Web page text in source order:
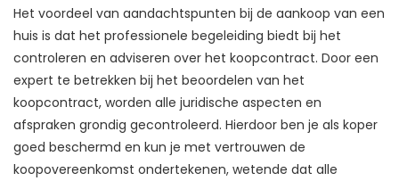
Het voordeel van aandachtspunten bij de aankoop van een
huis is dat het professionele begeleiding biedt bij het
controleren en adviseren over het koopcontract. Door een
expert te betrekken bij het beoordelen van het
koopcontract, worden alle juridische aspecten en
afspraken grondig gecontroleerd. Hierdoor ben je als koper
goed beschermd en kun je met vertrouwen de
koopovereenkomst ondertekenen, wetende dat alle